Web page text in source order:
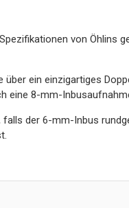
von Öhlins
ein einzigartiges
eine 8-mm-
falls der 6-mm-Inbus